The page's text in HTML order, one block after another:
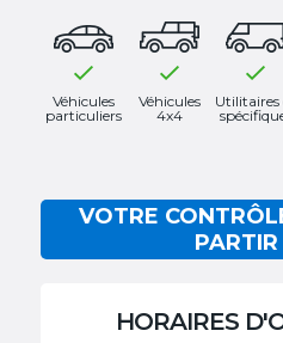
Véhicules
particuliers
Véhicules
4x4
Utilitaires
VOTRE
PARTIR
HORAIRES